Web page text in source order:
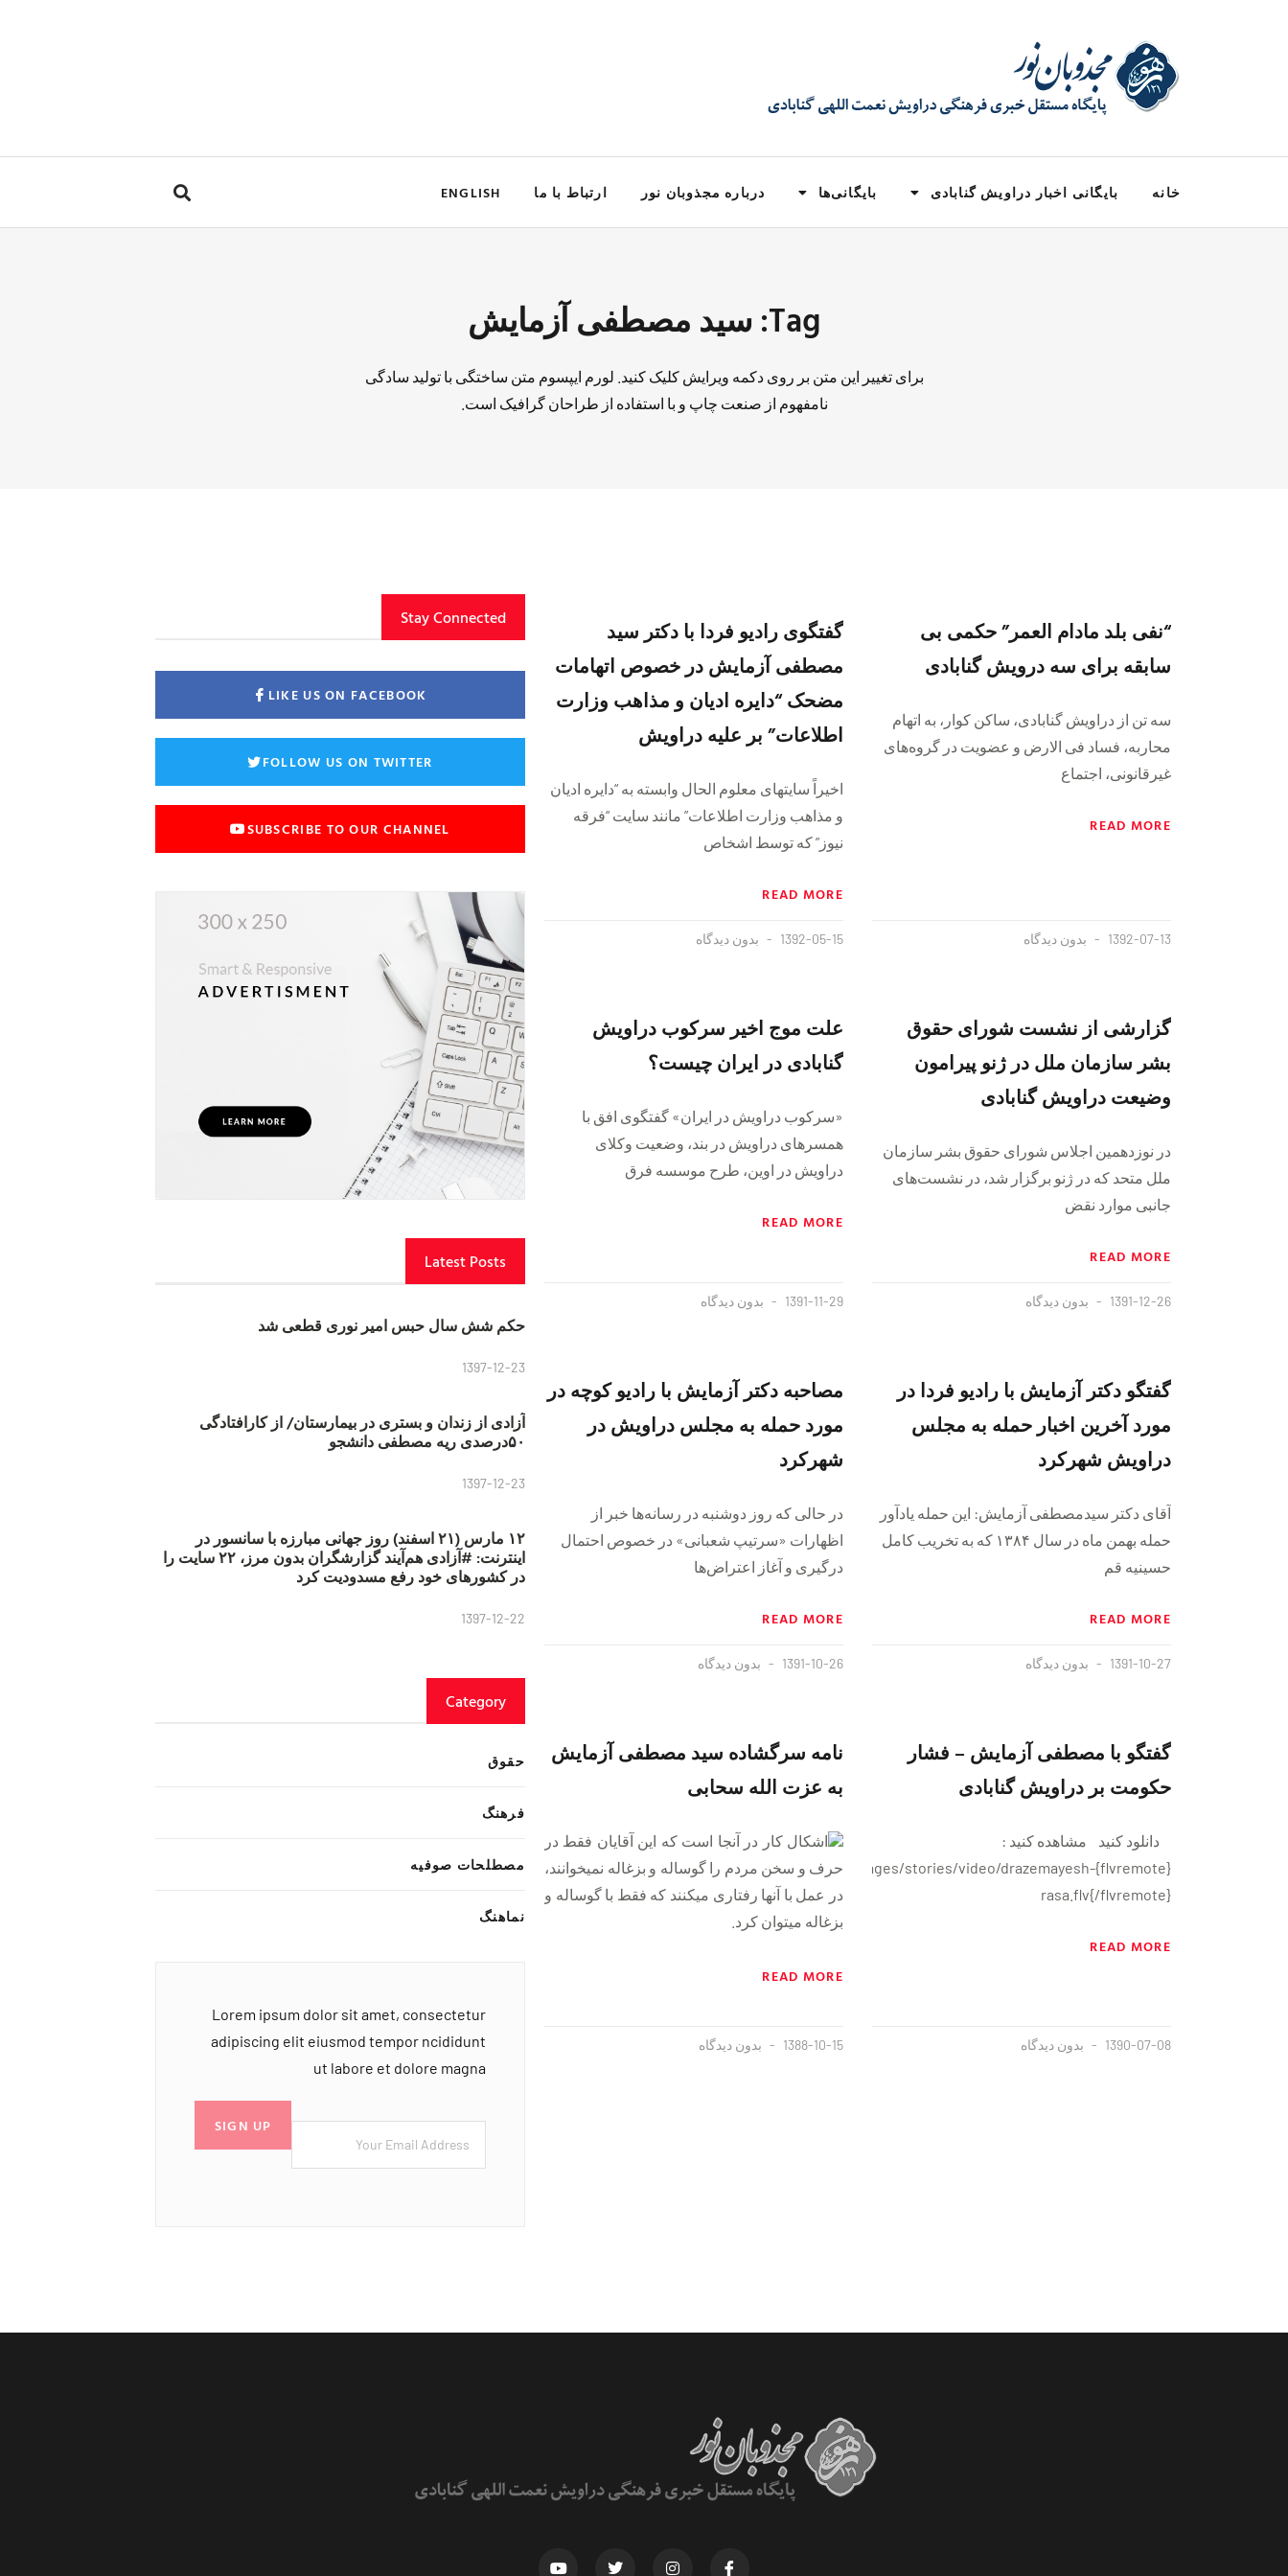
خانه بایگانی اخبار دراویش گنابادی بایگانی‌ها درباره مجذوبان نور ارتباط با ما ENGLISH
Tag: سید مصطفی آزمایش
برای تغییر این متن بر روی دکمه ویرایش کلیک کنید. لورم ایپسوم متن ساختگی با تولید سادگی
نامفهوم از صنعت چاپ و با استفاده از طراحان گرافیک است.
“نفی بلد مادام العمر” حکمی بی
سابقه برای سه درویش گنابادی
سه تن از دراویش گنابادی، ساکن کوار، به اتهام
محاربه، فساد فی الارض و عضویت در گروه‌های
غیرقانونی، اجتماع
READ MORE
1392-07-13 بدون دیدگاه
گفتگوی رادیو فردا با دکتر سید
مصطفی آزمایش در خصوص اتهامات
مضحک “دایره ادیان و مذاهب وزارت
اطلاعات” بر علیه دراویش
اخیراً سایتهای معلوم الحال وابسته به “دایره ادیان
و مذاهب وزارت اطلاعات” مانند سایت “فرقه
نیوز” که توسط اشخاص
READ MORE
1392-05-15 بدون دیدگاه
گزارشی از نشست شورای حقوق
بشر سازمان ملل در ژنو پیرامون
وضیعت دراویش گنابادی
در نوزدهمین اجلاس شورای حقوق بشر سازمان
ملل متحد که در ژنو برگزار شد، در نشست‌های
جانبی موارد نقض
READ MORE
1391-12-26 بدون دیدگاه
علت موج اخیر سرکوب دراویش
گنابادی در ایران چیست؟
«سرکوب دراویش در ایران» گفتگوی افق با
همسرهای دراویش در بند، وضعیت وکلای
دراویش در اوین، طرح موسسه فرق
READ MORE
1391-11-29 بدون دیدگاه
گفتگو دکتر آزمایش با رادیو فردا در
مورد آخرین اخبار حمله به مجلس
دراویش شهرکرد
آقای دکتر سیدمصطفی آزمایش: این حمله یادآور
حمله بهمن ماه در سال ۱۳۸۴ که به تخریب کامل
حسینیه قم
READ MORE
1391-10-27 بدون دیدگاه
مصاحبه دکتر آزمایش با رادیو کوچه در
مورد حمله به مجلس دراویش در
شهرکرد
در حالی که روز دوشنبه در رسانه‌ها خبر از
اظهارات «سرتیپ شعبانی» در خصوص احتمال
درگیری و آغاز اعتراض‌ها
READ MORE
1391-10-26 بدون دیدگاه
گفتگو با مصطفی آزمایش – فشار
حکومت بر دراویش گنابادی
دانلود کنید مشاهده کنید :
{flvremote}http://www.majzooban121.info/images/stories/video/drazemayesh-
rasa.flv{/flvremote}
READ MORE
1390-07-08 بدون دیدگاه
نامه سرگشاده سید مصطفی آزمایش
به عزت الله سحابی
اشکال کار در آنجا است که این آقایان فقط در
حرف و سخن مردم را گوساله و بزغاله نمیخوانند،
در عمل با آنها رفتاری میکنند که فقط با گوساله و
بزغاله میتوان کرد.
READ MORE
1388-10-15 بدون دیدگاه
Stay Connected
LIKE US ON FACEBOOK
FOLLOW US ON TWITTER
SUBSCRIBE TO OUR CHANNEL
Latest Posts
حکم شش سال حبس امیر نوری قطعی شد
1397-12-23
آزادی از زندان و بستری در بیمارستان/ از کارافتادگی
۵۰درصدی ریه مصطفی دانشجو
1397-12-23
۱۲ مارس (۲۱ اسفند) روز جهانی مبارزه با سانسور در
اینترنت: #آزادی هم‌آیند گزارشگران‌ بدون مرز، ۲۲ سایت را
در کشورهای خود رفع مسدودیت کرد
1397-12-22
Category
حقوق
فرهنگ
مصطلحات صوفیه
نماهنگ
Lorem ipsum dolor sit amet, consectetur
adipiscing elit eiusmod tempor ncididunt
ut labore et dolore magna
SIGN UP